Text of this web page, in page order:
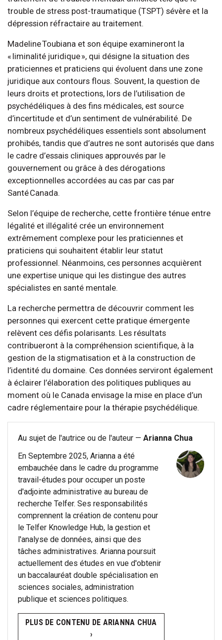
trouble de stress post-traumatique (TSPT) sévère et la
dépression réfractaire au traitement.
Madeline Toubiana et son équipe examineront la
« liminalité juridique », qui désigne la situation des
praticiennes et praticiens qui évoluent dans une zone
juridique aux contours flous. Souvent, la question de
leurs droits et protections, lors de l’utilisation de
psychédéliques à des fins médicales, est source
d’incertitude et d’un sentiment de vulnérabilité. De
nombreux psychédéliques essentiels sont absolument
prohibés, tandis que d’autres ne sont autorisés que dans
le cadre d’essais cliniques approuvés par le
gouvernement ou grâce à des dérogations
exceptionnelles accordées au cas par cas par
Santé Canada.
Selon l’équipe de recherche, cette frontière ténue entre
légalité et illégalité crée un environnement
extrêmement complexe pour les praticiennes et
praticiens qui souhaitent établir leur statut
professionnel. Néanmoins, ces personnes acquièrent
une expertise unique qui les distingue des autres
spécialistes en santé mentale.
La recherche permettra de découvrir comment les
personnes qui exercent cette pratique émergente
relèvent ces défis polarisants. Les résultats
contribueront à la compréhension scientifique, à la
gestion de la stigmatisation et à la construction de
l’identité du domaine. Ces données serviront également
à éclairer l’élaboration des politiques publiques au
moment où le Canada envisage la mise en place d’un
cadre réglementaire pour la thérapie psychédélique.
Au sujet de l'autrice ou de l'auteur — Arianna Chua
En Septembre 2025, Arianna a été
embauchée dans le cadre du programme
travail-études pour occuper un poste
d'adjointe administrative au bureau de
recherche Telfer. Ses responsabilités
comprennent la création de contenu pour
le Telfer Knowledge Hub, la gestion et
l'analyse de données, ainsi que des
tâches administratives. Arianna poursuit
actuellement des études en vue d'obtenir
un baccalauréat double spécialisation en
sciences sociales, administration
publique et sciences politiques.
PLUS DE CONTENU DE ARIANNA CHUA
›